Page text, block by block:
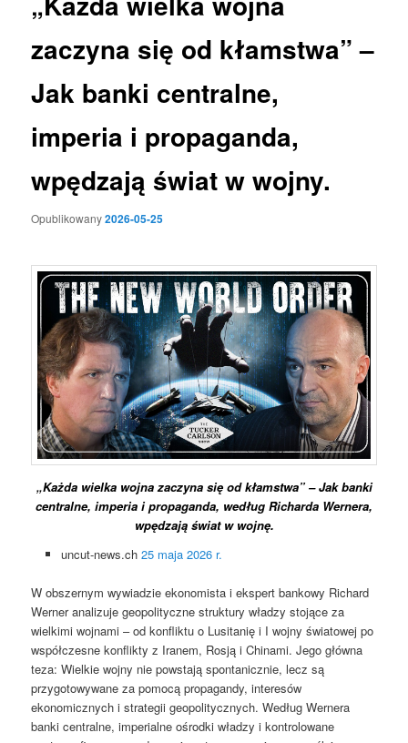
zaczyna się od kłamstwa” –
Jak banki centralne,
imperia i propaganda,
wpędzają świat w wojny.
Opublikowany2026-05-25
„Każda wielka wojna zaczyna się od kłamstwa” – Jak banki
centralne, imperia i propaganda, według Richarda Wernera,
wpędzają świat w wojnę.
uncut-news.ch 25 maja 2026 r.
W obszernym wywiadzie ekonomista i ekspert bankowy Richard
Werner analizuje geopolityczne struktury władzy stojące za
wielkimi wojnami – od konfliktu o Lusitanię i I wojny światowej po
współczesne konflikty z Iranem, Rosją i Chinami. Jego główna
teza: Wielkie wojny nie powstają spontanicznie, lecz są
przygotowywane za pomocą propagandy, interesów
ekonomicznych i strategii geopolitycznych. Według Wernera
banki centralne, imperialne ośrodki władzy i kontrolowane